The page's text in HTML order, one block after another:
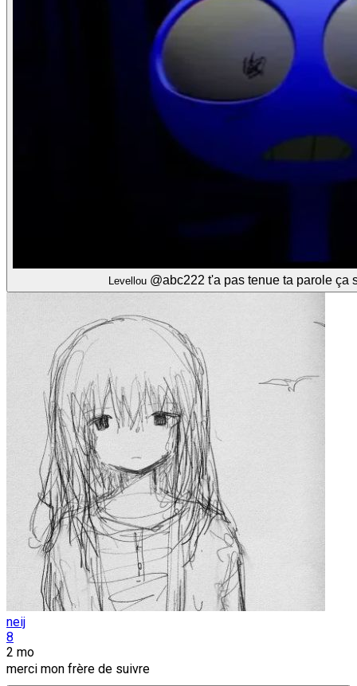
Levellou @abc222 t'a pas tenue ta parole ça
neij
8
2 mo
merci mon frère de suivre